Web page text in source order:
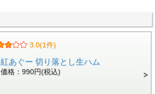
3.0(1件)
紅あぐー 切り落とし生ハム
価格：990円(税込)